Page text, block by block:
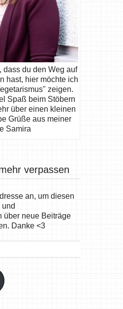
dass du den Weg auf
hast, hier möchte ich
zeigen.
Spaß beim Stöbern
über einen kleinen
Grüße aus meiner
Samira
verpassen
an, um diesen
über neue Beiträge
Danke <3